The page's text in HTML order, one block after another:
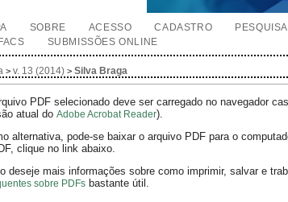
SOBRE ACESSO CADASTRO PESQUISA
SUBMISSÕES ONLINE
>v. 13 (2014) >Silva Braga
PDF selecionado deve ser carregado no navegador
atual doAdobe Acrobat Reader).
alternativa, pode-se baixar o arquivo PDF para o
clique no link abaixo.
deseje mais informações sobre como imprimir, salvar e
sobre PDFs bastante útil.